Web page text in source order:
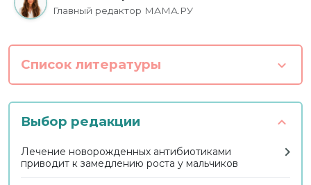
Главный редактор МАМА.РУ
Список литературы
Выбор редакции
Лечение новорожденных антибиотиками
приводит к замедлению роста у мальчиков